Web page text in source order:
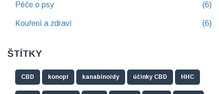
Péče o psy (6)
Kouření a zdraví (6)
ŠTÍTKY
CBD konopí kanabinoidy účinky CBD HHC